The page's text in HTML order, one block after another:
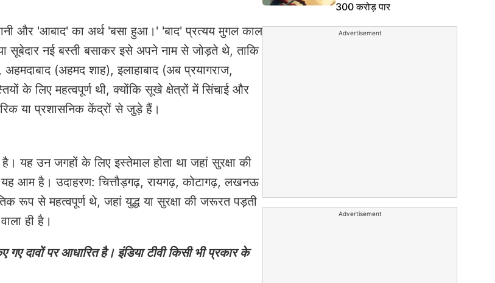
और 'आबाद' का अर्थ 'बसा हुआ।' 'बाद' प्रत्यय मुगल काल
सूबेदार नई बस्ती बसाकर इसे अपने नाम से जोड़ते थे, ताकि
(अहमद शाह), इलाहाबाद (अब प्रयागराज,
के लिए महत्वपूर्ण थी, क्योंकि सूखे क्षेत्रों में सिंचाई और
या प्रशासनिक केंद्रों से जुड़े हैं।
यह उन जगहों के लिए इस्तेमाल होता था जहां सुरक्षा की
यह आम है। उदाहरण: चित्तौड़गढ़, रायगढ़, कोटागढ़, लखनऊ
रूप से महत्वपूर्ण थे, जहां युद्ध या सुरक्षा की जरूरत पड़ती
ही है।
दावों पर आधारित है। इंडिया टीवी किसी भी प्रकार के
300 करोड़ पार
Advertisement
Advertisement